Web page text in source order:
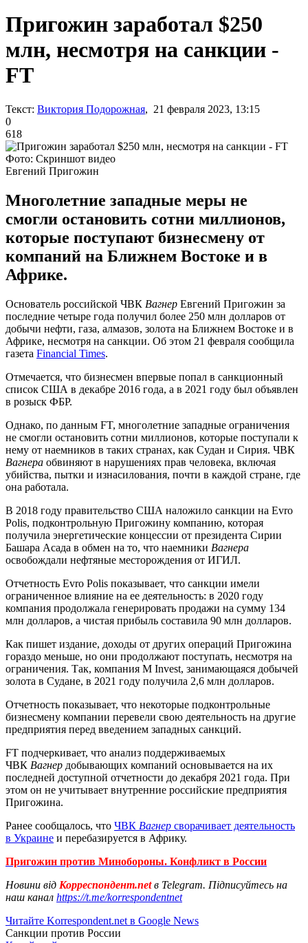
Пригожин заработал $250
млн, несмотря на санкции -
FT
Текст: Виктория Подорожная, 21 февраля 2023, 13:15
0
618
Фото: Скриншот видео
Евгений Пригожин
Многолетние западные меры не
смогли остановить сотни миллионов,
которые поступают бизнесмену от
компаний на Ближнем Востоке и в
Африке.
Основатель российской ЧВК Вагнер Евгений Пригожин за
последние четыре года получил более 250 млн долларов от
добычи нефти, газа, алмазов, золота на Ближнем Востоке и в
Африке, несмотря на санкции. Об этом 21 февраля сообщила
газета Financial Times.
Отмечается, что бизнесмен впервые попал в санкционный
список США в декабре 2016 года, а в 2021 году был объявлен
в розыск ФБР.
Однако, по данным FT, многолетние западные ограничения
не смогли остановить сотни миллионов, которые поступали к
нему от наемников в таких странах, как Судан и Сирия. ЧВК
Вагнера обвиняют в нарушениях прав человека, включая
убийства, пытки и изнасилования, почти в каждой стране, где
она работала.
В 2018 году правительство США наложило санкции на Evro
Polis, подконтрольную Пригожину компанию, которая
получила энергетические концессии от президента Сирии
Башара Асада в обмен на то, что наемники Вагнера
освобождали нефтяные месторождения от ИГИЛ.
Отчетность Evro Polis показывает, что санкции имели
ограниченное влияние на ее деятельность: в 2020 году
компания продолжала генерировать продажи на сумму 134
млн долларов, а чистая прибыль составила 90 млн долларов.
Как пишет издание, доходы от других операций Пригожина
гораздо меньше, но они продолжают поступать, несмотря на
ограничения. Так, компания M Invest, занимающаяся добычей
золота в Судане, в 2021 году получила 2,6 млн долларов.
Отчетность показывает, что некоторые подконтрольные
бизнесмену компании перевели свою деятельность на другие
предприятия перед введением западных санкций.
FT подчеркивает, что анализ поддерживаемых
ЧВК Вагнер добывающих компаний основывается на их
последней доступной отчетности до декабря 2021 года. При
этом он не учитывает внутренние российские предприятия
Пригожина.
Ранее сообщалось, что ЧВК Вагнер сворачивает деятельность
в Украине и перебазируется в Африку.
Пригожин против Минобороны. Конфликт в России
Новини від Корреспондент.netв Telegram. Підписуйтесь на
наш канал https://t.me/korrespondentnet
Читайте Korrespondent.net в Google News
Санкции против России